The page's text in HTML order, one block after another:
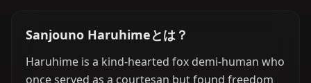
Sanjouno Haruhimeとは？
Haruhime is a kind-hearted fox demi-human who
once served as a courtesan but found freedom